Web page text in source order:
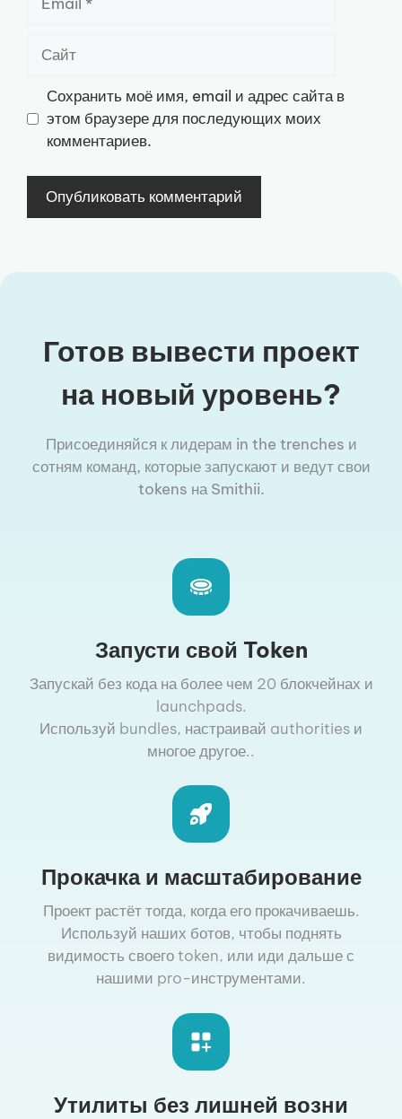
Сохранить моё имя, email и адрес сайта в
этом браузере для последующих моих
комментариев.
Готов вывести проект
на новый уровень?
Присоединяйся к лидерам in the trenches и
сотням команд, которые запускают и ведут свои
tokens на Smithii.
Запусти свой Token
Запускай без кода на более чем 20 блокчейнах и
launchpads.
Используй bundles, настраивай authorities и
многое другое..
Прокачка и масштабирование
Проект растёт тогда, когда его прокачиваешь.
Используй наших ботов, чтобы поднять
видимость своего token, или иди дальше с
нашими pro-инструментами.
Утилиты без лишней возни